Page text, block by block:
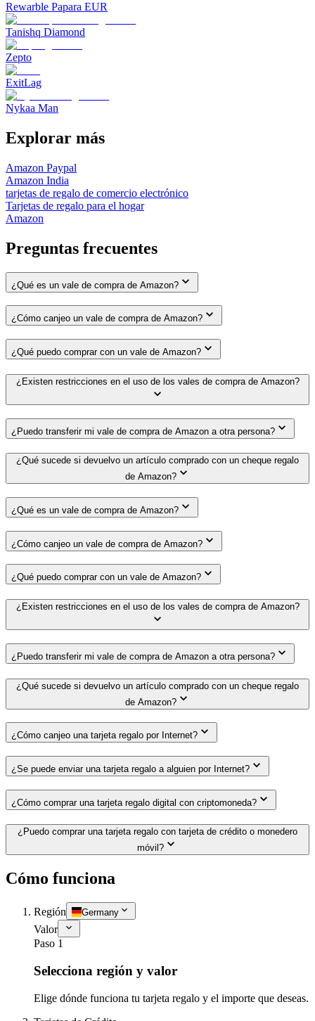
Rewarble Papara EUR
Tanishq Diamond
Zepto
ExitLag
Nykaa Man
Explorar más
Amazon Paypal
Amazon India
tarjetas de regalo de comercio electrónico
Tarjetas de regalo para el hogar
Amazon
Preguntas frecuentes
¿Qué es un vale de compra de Amazon?
¿Cómo canjeo un vale de compra de Amazon?
¿Qué puedo comprar con un vale de Amazon?
¿Existen restricciones en el uso de los vales de compra de Amazon?
¿Puedo transferir mi vale de compra de Amazon a otra persona?
¿Qué sucede si devuelvo un artículo comprado con un cheque regalo
de Amazon?
¿Qué es un vale de compra de Amazon?
¿Cómo canjeo un vale de compra de Amazon?
¿Qué puedo comprar con un vale de Amazon?
¿Existen restricciones en el uso de los vales de compra de Amazon?
¿Puedo transferir mi vale de compra de Amazon a otra persona?
¿Qué sucede si devuelvo un artículo comprado con un cheque regalo
de Amazon?
¿Cómo canjeo una tarjeta regalo por Internet?
¿Se puede enviar una tarjeta regalo a alguien por Internet?
¿Cómo comprar una tarjeta regalo digital con criptomoneda?
¿Puedo comprar una tarjeta regalo con tarjeta de crédito o monedero
móvil?
Cómo funciona
Región Germany
Valor
Paso 1
Selecciona región y valor
Elige dónde funciona tu tarjeta regalo y el importe que deseas.